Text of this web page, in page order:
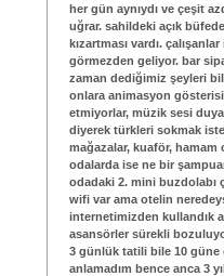
her gün aynıydı ve çeşit
uğrar. sahildeki açık
kızartması vardı.
görmezden geliyor. bar
zaman dediğimiz şeyleri
onlara animasyon
etmiyorlar, müzik sesi
diyerek türkleri sokmak
mağazalar, kuaför, hamam
odalarda ise ne bir
odadaki 2. mini buzdolabı
wifi var ama otelin
internetimizden kullandık
asansörler sürekli
3 günlük tatili bile 10 güne
anlamadım bence anca 3